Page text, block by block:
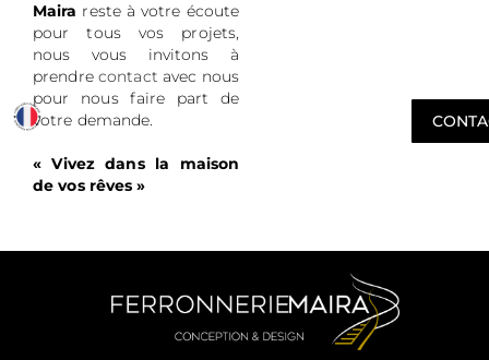
Maira reste à votre écoute
pour tous vos projets,
nous vous invitons à
prendre contact avec nous
pour nous faire part de
votre demande.
« Vivez dans la maison
de vos rêves »